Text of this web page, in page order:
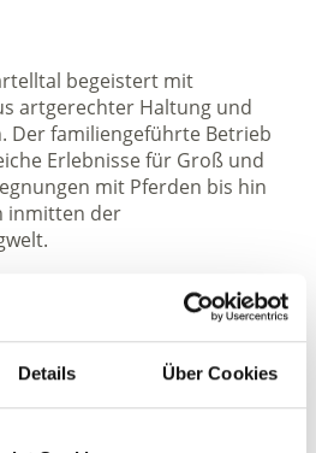
Details Über Cookies
begeistert mit
artgerechter Haltung und
Der familiengeführte Betrieb
Erlebnisse für Groß und
mit Pferden bis hin
inmitten der